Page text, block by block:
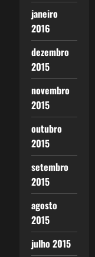
janeiro
2016
dezembro
2015
novembro
2015
outubro
2015
setembro
2015
agosto
2015
julho 2015